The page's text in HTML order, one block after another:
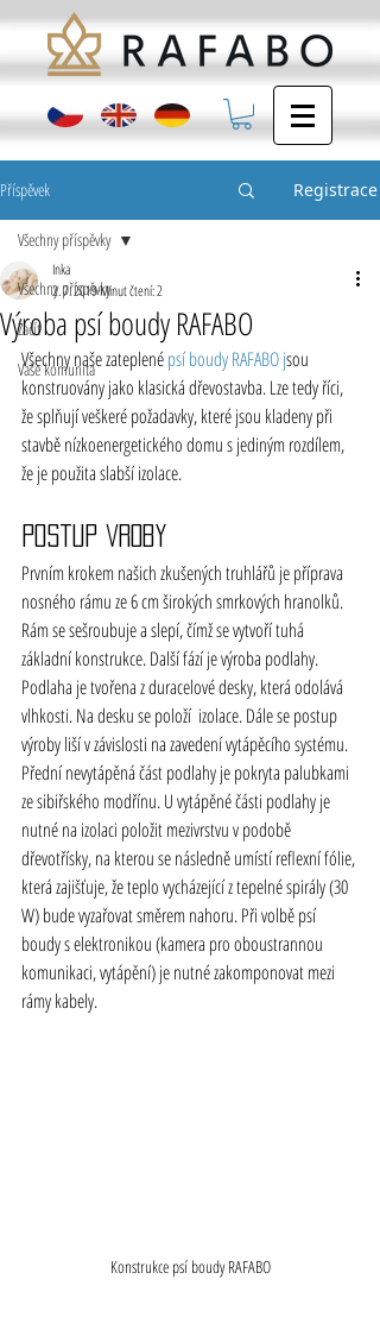
Příspěvek Registrace
Všechny příspěvky
Začít
Vaše komunita
Všechny příspěvky
Výroba psí boudy RAFABO
Inka
2. 7. 2019Minut čtení: 2
Všechny naše zateplené psí boudy RAFABO jsou
konstruovány jako klasická dřevostavba. Lze tedy říci,
že splňují veškeré požadavky, které jsou kladeny při
stavbě nízkoenergetického domu s jediným rozdílem,
že je použita slabší izolace.
Postup výroby
Prvním krokem našich zkušených truhlářů je příprava
nosného rámu ze 6 cm širokých smrkových hranolků.
Rám se sešroubuje a slepí, čímž se vytvoří tuhá
základní konstrukce. Další fází je výroba podlahy.
Podlaha je tvořena z duracelové desky, která odolává
vlhkosti. Na desku se položí  izolace. Dále se postup
výroby liší v závislosti na zavedení vytápěcího systému.
Přední nevytápěná část podlahy je pokryta palubkami
ze sibiřského modřínu. U vytápěné části podlahy je
nutné na izolaci položit mezivrstvu v podobě
dřevotřísky, na kterou se následně umístí reflexní fólie,
která zajišťuje, že teplo vycházející z tepelné spirály (30
W) bude vyzařovat směrem nahoru. Při volbě psí
boudy s elektronikou (kamera pro oboustrannou
komunikaci, vytápění) je nutné zakomponovat mezi
rámy kabely.
Konstrukce psí boudy RAFABO